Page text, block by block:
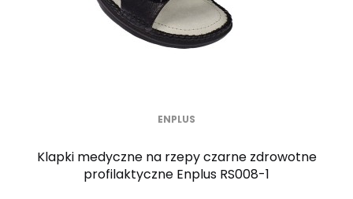
ENPLUS
Klapki medyczne na rzepy czarne zdrowotne
profilaktyczne Enplus RS008-1